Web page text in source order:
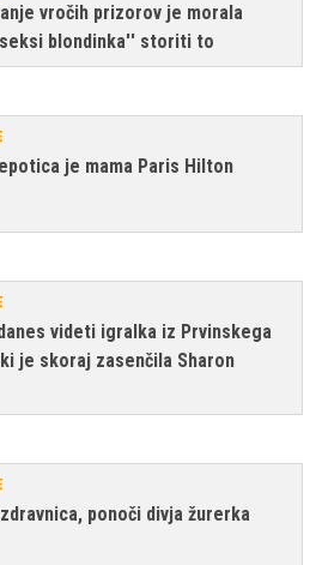
vročih prizorov je morala
blondinka'' storiti to
je mama Paris Hilton
videti igralka iz Prvinskega
je skoraj zasenčila Sharon
ponoči divja žurerka